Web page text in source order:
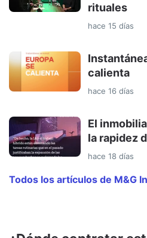
rituales
hace 15 días
calienta
hace 16 días
El
la rapidez
hace 18 días
Todos los artículos de M&G